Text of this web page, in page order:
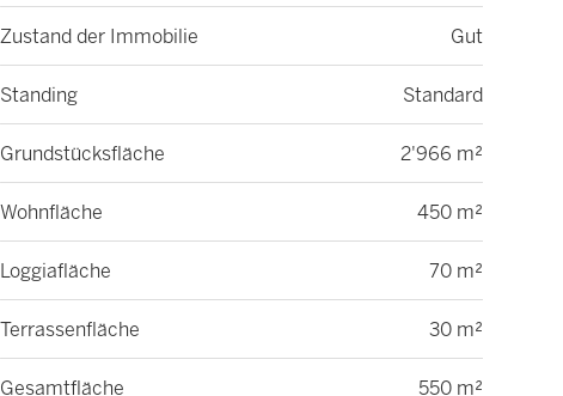
Zustand der Immobilie Gut
Standing Standard
Grundstücksfläche 2'966 m²
Wohnfläche 450 m²
Loggiafläche 70 m²
Terrassenfläche 30 m²
Gesamtfläche 550 m²